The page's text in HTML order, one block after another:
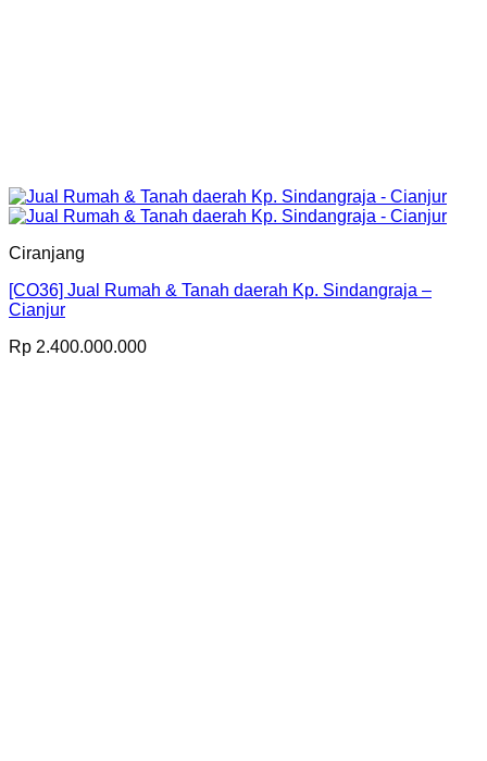
Ciranjang
[CO36] Jual Rumah & Tanah daerah Kp. Sindangraja –
Cianjur
Rp 2.400.000.000